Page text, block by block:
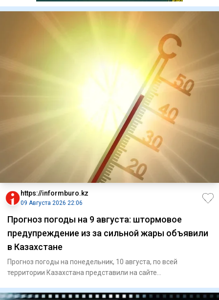
https://informburo.kz
09 Августа 2026 22:06
Прогноз погоды на 9 августа: штормовое
предупреждение из за сильной жары объявили
в Казахстане
Прогноз погоды на понедельник, 10 августа, по всей
территории Казахстана представили на сайте